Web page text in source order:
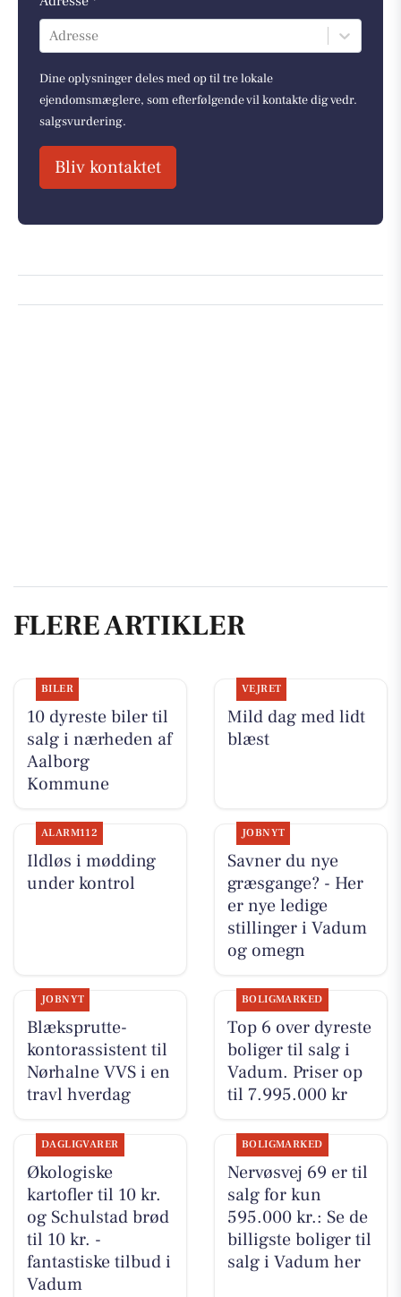
Adresse
Dine oplysninger deles med op til tre lokale
ejendomsmæglere, som efterfølgende vil kontakte dig vedr.
salgsvurdering.
Bliv kontaktet
FLERE ARTIKLER
BILER
10 dyreste biler til
salg i nærheden af
Aalborg
Kommune
VEJRET
Mild dag med lidt
blæst
ALARM112
Ildløs i mødding
under kontrol
JOBNYT
Savner du nye
græsgange? - Her
er nye ledige
stillinger i Vadum
og omegn
JOBNYT
Blæksprutte-
kontorassistent til
Nørhalne VVS i en
travl hverdag
BOLIGMARKED
Top 6 over dyreste
boliger til salg i
Vadum. Priser op
til 7.995.000 kr
DAGLIGVARER
Økologiske
kartofler til 10 kr.
og Schulstad brød
til 10 kr. -
fantastiske tilbud i
Vadum
BOLIGMARKED
Nervøsvej 69 er til
salg for kun
595.000 kr.: Se de
billigste boliger til
salg i Vadum her